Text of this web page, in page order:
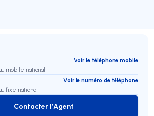
Voir le téléphone mobile
mobile national
Voir le numéro de téléphone
fixe national
Contacter l’Agent
Contacter l’Agent